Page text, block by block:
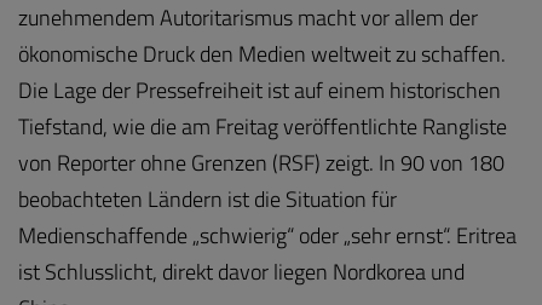
zunehmendem Autoritarismus macht vor allem der
ökonomische Druck den Medien weltweit zu schaffen.
Die Lage der Pressefreiheit ist auf einem historischen
Tiefstand, wie die am Freitag veröffentlichte Rangliste
von Reporter ohne Grenzen (RSF) zeigt. In 90 von 180
beobachteten Ländern ist die Situation für
Medienschaffende „schwierig“ oder „sehr ernst“. Eritrea
ist Schlusslicht, direkt davor liegen Nordkorea und